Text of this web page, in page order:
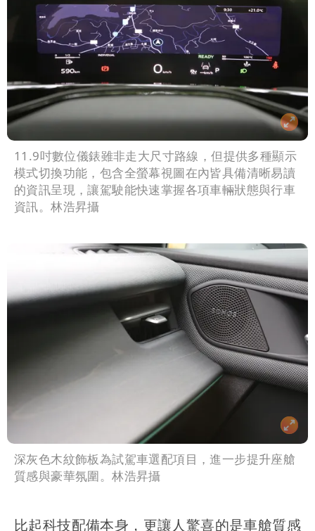
11.9吋數位儀錶雖非走大尺寸路線，但提供多種顯示
模式切換功能，包含全螢幕視圖在內皆具備清晰易讀
的資訊呈現，讓駕駛能快速掌握各項車輛狀態與行車
資訊。林浩昇攝
深灰色木紋飾板為試駕車選配項目，進一步提升座艙
質感與豪華氛圍。林浩昇攝
比起科技配備本身，更讓人驚喜的是車艙質感